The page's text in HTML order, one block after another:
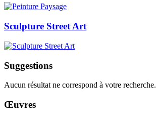
Sculpture Street Art
Suggestions
Aucun résultat ne correspond à votre recherche.
Œuvres